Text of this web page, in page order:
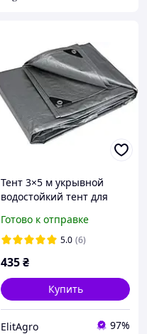
Тент 3×5 м укрывной
водостойкий тент для
120г/м2
Готово к отправке
5.0 (6)
435₴
Купить
ElitAgro 97%